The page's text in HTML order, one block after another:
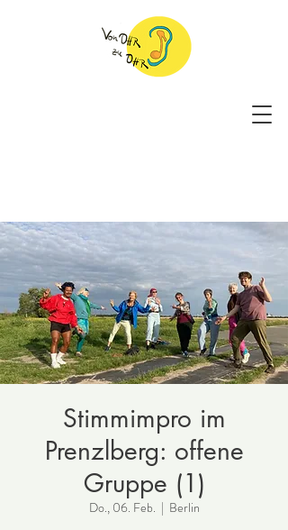
Stimmimpro im
Prenzlberg: offene
Gruppe (1)
Do., 06. Feb.
  |
Berlin